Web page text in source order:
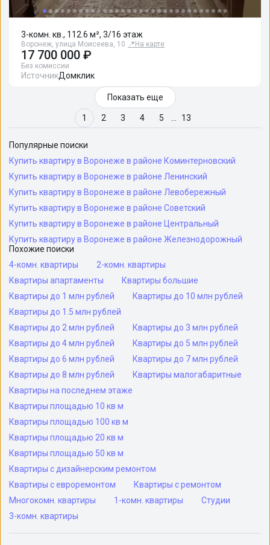
3-комн. кв., 112.6 м², 3/16 этаж
Воронеж, улица Моисеева, 10 📍 На карте
17 700 000 ₽
Без комиссии
ИсточникДомклик
Показать еще
1 2 3 4 5 13
Популярные поиски
Купить квартиру в Воронеже в районе Коминтерновский
Купить квартиру в Воронеже в районе Ленинский
Купить квартиру в Воронеже в районе Левобережный
Купить квартиру в Воронеже в районе Советский
Купить квартиру в Воронеже в районе Центральный
Купить квартиру в Воронеже в районе Железнодорожный
Похожие поиски
4-комн. квартиры
2-комн. квартиры
Квартиры апартаменты
Квартиры большие
Квартиры до 1 млн рублей
Квартиры до 10 млн рублей
Квартиры до 1.5 млн рублей
Квартиры до 2 млн рублей
Квартиры до 3 млн рублей
Квартиры до 4 млн рублей
Квартиры до 5 млн рублей
Квартиры до 6 млн рублей
Квартиры до 7 млн рублей
Квартиры до 8 млн рублей
Квартиры малогабаритные
Квартиры на последнем этаже
Квартиры площадью 10 кв м
Квартиры площадью 100 кв м
Квартиры площадью 20 кв м
Квартиры площадью 50 кв м
Квартиры с дизайнерским ремонтом
Квартиры с евроремонтом
Квартиры с ремонтом
Многокомн. квартиры
1-комн. квартиры
Студии
3-комн. квартиры